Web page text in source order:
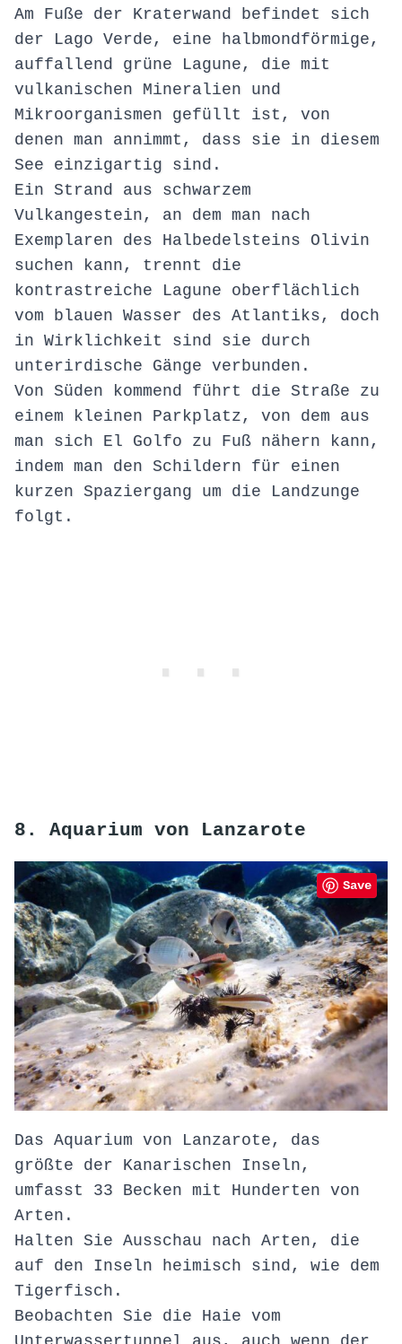
Am Fuße der Kraterwand befindet sich
der Lago Verde, eine halbmondförmige,
auffallend grüne Lagune, die mit
vulkanischen Mineralien und
Mikroorganismen gefüllt ist, von
denen man annimmt, dass sie in diesem
See einzigartig sind.
Ein Strand aus schwarzem
Vulkangestein, an dem man nach
Exemplaren des Halbedelsteins Olivin
suchen kann, trennt die
kontrastreiche Lagune oberflächlich
vom blauen Wasser des Atlantiks, doch
in Wirklichkeit sind sie durch
unterirdische Gänge verbunden.
Von Süden kommend führt die Straße zu
einem kleinen Parkplatz, von dem aus
man sich El Golfo zu Fuß nähern kann,
indem man den Schildern für einen
kurzen Spaziergang um die Landzunge
folgt.
8. Aquarium von Lanzarote
Save
Das Aquarium von Lanzarote, das
größte der Kanarischen Inseln,
umfasst 33 Becken mit Hunderten von
Arten.
Halten Sie Ausschau nach Arten, die
auf den Inseln heimisch sind, wie dem
Tigerfisch.
Beobachten Sie die Haie vom